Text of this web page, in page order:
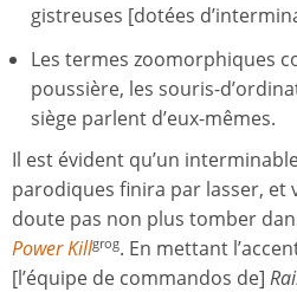
gistreuses [dotées
Les termes zoomorphiques
poussière, les souris-
siège parlent d’eux-mêmes.
Il est évident qu’un
parodiques finira par lasser, et
doute pas non plus tomber
Power Killgrog. En mettant
[l’équipe de commandos de]